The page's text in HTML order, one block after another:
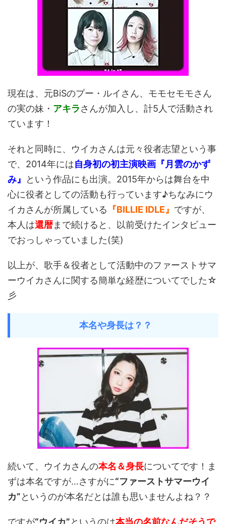
現在は、元BiSのプー・ルイさん、モモセモモさん
の実の妹・ アキラさんが加入し、計5人で活動され
ています！
それと同時に、ウイカさんは元々役者志望という事
で、2014年には自身初の初主演映画『月雲のかず
み』
という作品にも出演。2015年からは舞台を中
心に役者としての活動も行っています♪ちなみにウ
イカさんが所属している 『BILLIE IDLE』 ですが、
本人は還暦まで続けると、以前受けたインタビュー
でおっしゃっていました(笑)
以上が、歌手＆役者として活動中のファーストサマ
ーウイカさんに関する簡単な経歴についてでした☆
彡
本名や身長は？？
続いて、ウイカさんの本名＆身長についてです！ま
ずは本名ですが…さすがに“ファーストサマーウイ
カ”というのが本名だとは誰も思いませんよね？？
ですが“ウイカ”というのは本当の名前なんだそうで